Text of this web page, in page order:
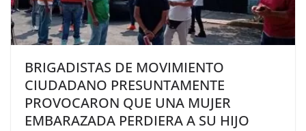
BRIGADISTAS DE MOVIMIENTO
CIUDADANO PRESUNTAMENTE
PROVOCARON QUE UNA MUJER
EMBARAZADA PERDIERA A SU HIJO